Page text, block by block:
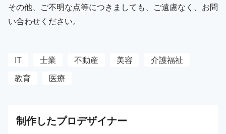
その他、ご不明な点等につきましても、ご遠慮なく、お問
い合わせください。
IT 士業 不動産 美容
介護福祉
教育
医療
制作したプロデザイナー